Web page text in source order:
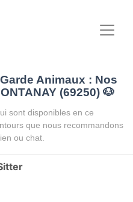
Animaux : Nos
(69250) 🐶
sont disponibles en ce
que nous recommandons
ou chat.